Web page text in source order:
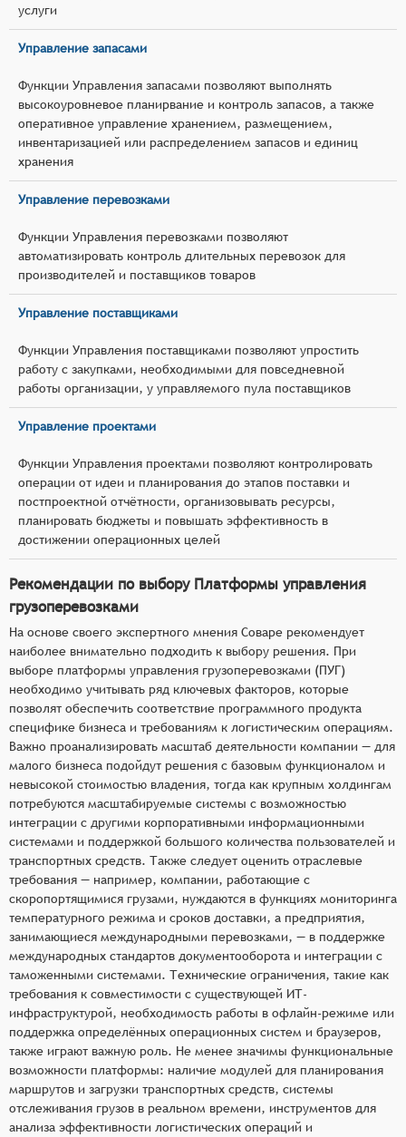
услуги
Управление запасами
Функции Управления запасами позволяют выполнять
высокоуровневое планирвание и контроль запасов, а также
оперативное управление хранением, размещением,
инвентаризацией или распределением запасов и единиц
хранения
Управление перевозками
Функции Управления перевозками позволяют
автоматизировать контроль длительных перевозок для
производителей и поставщиков товаров
Управление поставщиками
Функции Управления поставщиками позволяют упростить
работу с закупками, необходимыми для повседневной
работы организации, у управляемого пула поставщиков
Управление проектами
Функции Управления проектами позволяют контролировать
операции от идеи и планирования до этапов поставки и
постпроектной отчётности, организовывать ресурсы,
планировать бюджеты и повышать эффективность в
достижении операционных целей
Рекомендации по выбору Платформы управления
грузоперевозками
На основе своего экспертного мнения Соваре рекомендует
наиболее внимательно подходить к выбору решения. При
выборе платформы управления грузоперевозками (ПУГ)
необходимо учитывать ряд ключевых факторов, которые
позволят обеспечить соответствие программного продукта
специфике бизнеса и требованиям к логистическим операциям.
Важно проанализировать масштаб деятельности компании — для
малого бизнеса подойдут решения с базовым функционалом и
невысокой стоимостью владения, тогда как крупным холдингам
потребуются масштабируемые системы с возможностью
интеграции с другими корпоративными информационными
системами и поддержкой большого количества пользователей и
транспортных средств. Также следует оценить отраслевые
требования — например, компании, работающие с
скоропортящимися грузами, нуждаются в функциях мониторинга
температурного режима и сроков доставки, а предприятия,
занимающиеся международными перевозками, — в поддержке
международных стандартов документооборота и интеграции с
таможенными системами. Технические ограничения, такие как
требования к совместимости с существующей ИТ-
инфраструктурой, необходимость работы в офлайн-режиме или
поддержка определённых операционных систем и браузеров,
также играют важную роль. Не менее значимы функциональные
возможности платформы: наличие модулей для планирования
маршрутов и загрузки транспортных средств, системы
отслеживания грузов в реальном времени, инструментов для
анализа эффективности логистических операций и